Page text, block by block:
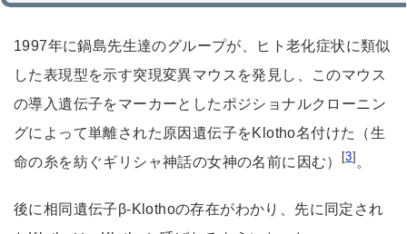
1997年に鍋島先生達のグループが、ヒト老化症状に類似
した表現型を示す突現変異マウスを発見し、このマウス
の導入遺伝子をマーカーとしたポジショナルクローニン
グによって単離された原因遺伝子をKlotho名付けた（生
命の糸を紡ぐギリシャ神話の女神の名前に因む）
[3] 。
後に相同遺伝子β-Klothoの存在がわかり、先に同定され